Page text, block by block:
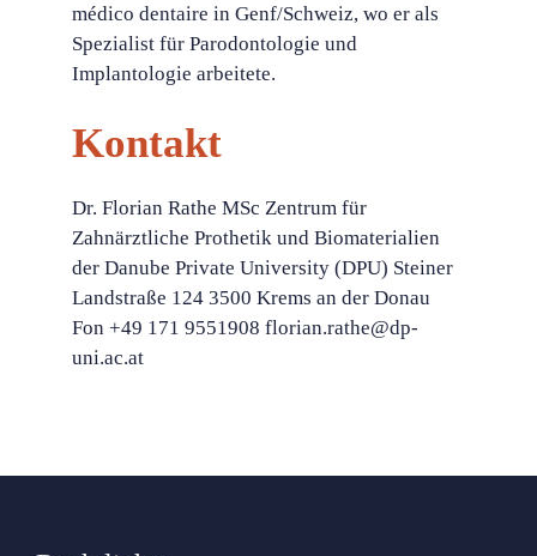
médico dentaire in Genf/Schweiz, wo er als
Spezialist für Parodontologie und
Implantologie arbeitete.
Kontakt
Dr. Florian Rathe MSc Zentrum für
Zahnärztliche Prothetik und Biomaterialien
der Danube Private University (DPU) Steiner
Landstraße 124 3500 Krems an der Donau
Fon +49 171 9551908 florian.rathe@dp-
uni.ac.at